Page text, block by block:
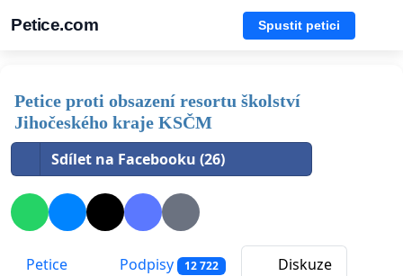
Petice.com Spustit petici
Petice proti obsazení resortu školství
Jihočeského kraje KSČM
Sdílet na Facebooku (26)
Petice Podpisy 12 722
Diskuze